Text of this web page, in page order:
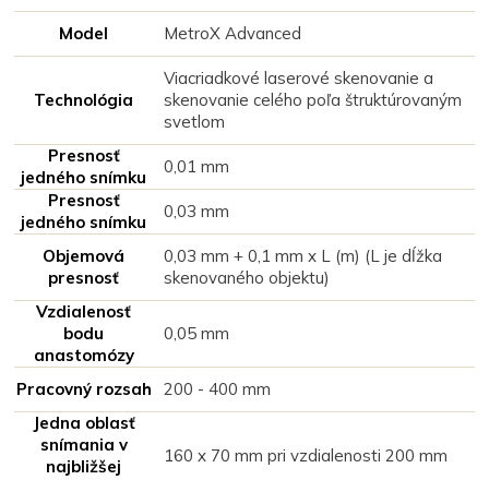
Model MetroX Advanced
Technológia
Viacriadkové laserové skenovanie a
skenovanie celého poľa štruktúrovaným
svetlom
Presnosť
jedného snímku
0,01 mm
Presnosť
jedného snímku
0,03 mm
Objemová
presnosť
0,03 mm + 0,1 mm x L (m) (L je dĺžka
skenovaného objektu)
Vzdialenosť
bodu
anastomózy
0,05 mm
Pracovný rozsah
200 - 400 mm
Jedna oblasť
snímania v
najbližšej
160 x 70 mm pri vzdialenosti 200 mm